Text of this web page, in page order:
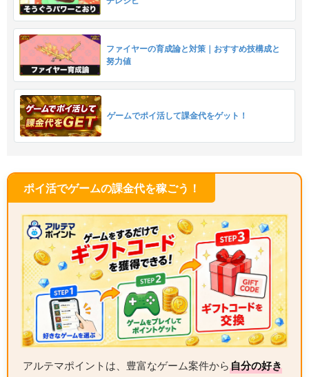
ファイヤーの育成論と対策｜おすすめ技構成と
努力値
ゲームでポイ活して課金代をゲット！
ポイ活でゲームの課金代を稼ごう！
アルテマポイントは、豊富なゲーム案件から自分の好き